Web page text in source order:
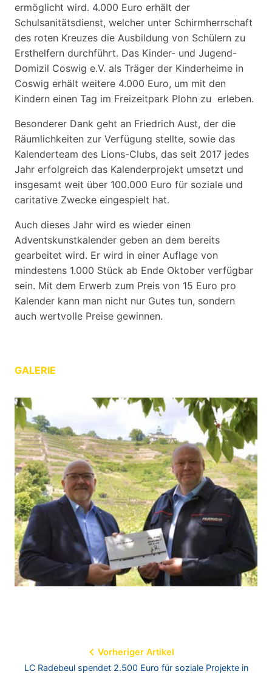
ermöglicht wird. 4.000 Euro erhält der
Schulsanitätsdienst, welcher unter Schirmherrschaft
des roten Kreuzes die Ausbildung von Schülern zu
Ersthelfern durchführt. Das Kinder- und Jugend-
Domizil Coswig e.V. als Träger der Kinderheime in
Coswig erhält weitere 4.000 Euro, um mit den
Kindern einen Tag im Freizeitpark Plohn zu erleben.
Besonderer Dank geht an Friedrich Aust, der die
Räumlichkeiten zur Verfügung stellte, sowie das
Kalenderteam des Lions-Clubs, das seit 2017 jedes
Jahr erfolgreich das Kalenderprojekt umsetzt und
insgesamt weit über 100.000 Euro für soziale und
caritative Zwecke eingespielt hat.
Auch dieses Jahr wird es wieder einen
Adventskunstkalender geben an dem bereits
gearbeitet wird. Er wird in einer Auflage von
mindestens 1.000 Stück ab Ende Oktober verfügbar
sein. Mit dem Erwerb zum Preis von 15 Euro pro
Kalender kann man nicht nur Gutes tun, sondern
auch wertvolle Preise gewinnen.
GALERIE
Vorheriger Artikel
LC Radebeul spendet 2.500 Euro für soziale Projekte in